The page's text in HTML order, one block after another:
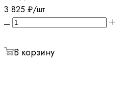
3 825 ₽/шт
В корзину